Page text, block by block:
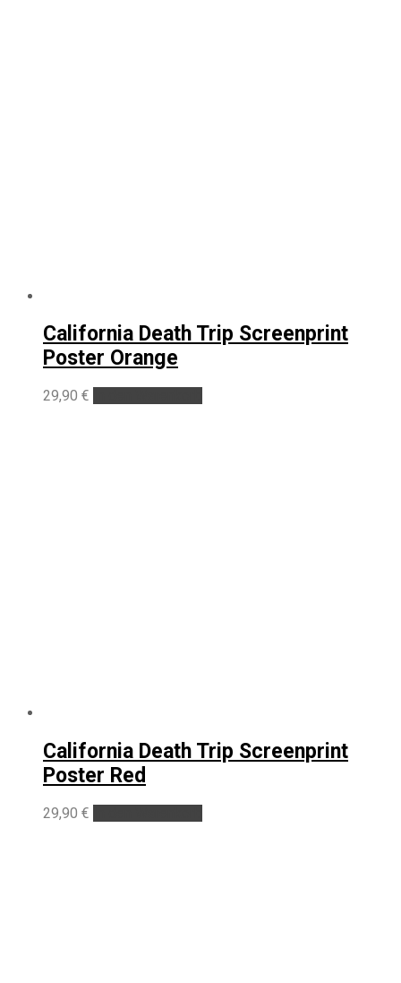
California Death Trip Screenprint
Poster Orange
29,90 €
California Death Trip Screenprint
Poster Red
29,90 €